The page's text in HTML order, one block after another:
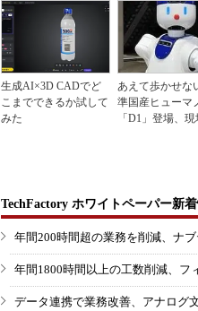
生成AI×3D CADでど
こまでできるか試して
みた
あえて歩かせ
準国産ヒューマ
「D1」登場、
TechFactory ホワイトペーパー新
年間200時間超の業務を削減、ナ
年間1800時間以上の工数削減、フ
データ連携で業務改善、アナログ